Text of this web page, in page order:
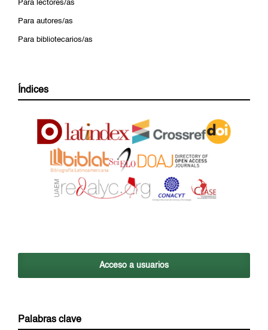
Para lectores/as
Para autores/as
Para bibliotecarios/as
Índices
Acceso a usuarios
Palabras clave